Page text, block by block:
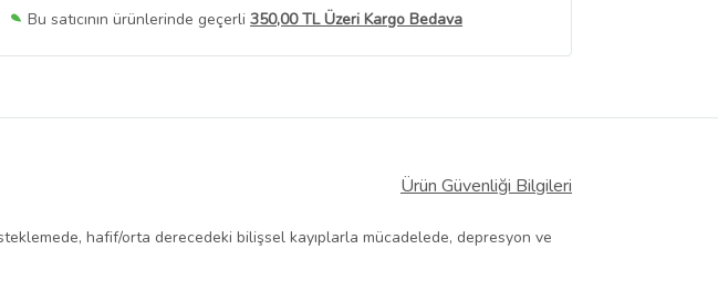
Bu satıcının ürünlerinde geçerli 350,00 TL Üzeri Kargo Bedava
Bu SatıcınınTüm Ürünlerini Görüntüle
Ürün Güvenliği Bilgileri
hafif/orta derecedeki bilişsel kayıplarla mücadelede, depresyon ve